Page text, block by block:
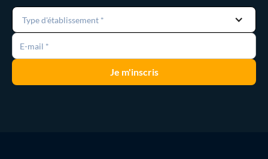
Type d'établissement *